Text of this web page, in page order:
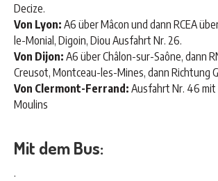
Decize.
Von Lyon: A6 über Mâcon und dann RCEA
le-Monial, Digoin, Diou Ausfahrt Nr. 26.
Von Dijon: A6 über Châlon-sur-Saône, dann
Creusot, Montceau-les-Mines, dann Richtung
Von Clermont-Ferrand: Ausfahrt Nr. 46 mit
Moulins
Mit dem Bus:
.